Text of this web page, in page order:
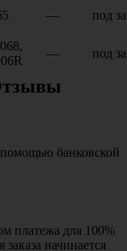
— под
— под
помощью банковской
платежа для 100%
начинается